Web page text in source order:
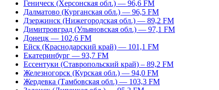
Геническ (Херсонская обл.) — 96,6 FM
Далматово (Курганская обл.) — 96,5 FM
Дзержинск (Нижегородская обл.) — 89,2 FM
Димитровград (Ульяновская обл.) — 97,1 FM
Донецк — 102,6 FM
Ейск (Краснодарский край) — 101,1 FM
Екатеринбург — 93,7 FM
Ессентуки (Ставропольский край) – 89,2 FM
Железногорск (Курская обл.) — 94,0 FM
Жердевка (Тамбовская обл.) — 103,3 FM